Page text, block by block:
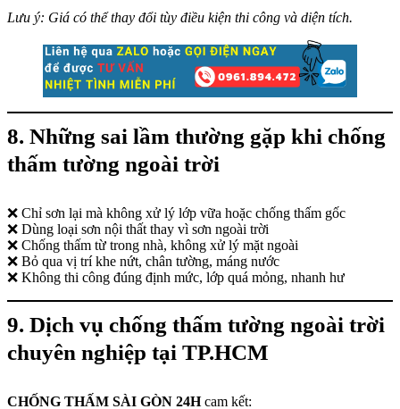
Lưu ý: Giá có thể thay đổi tùy điều kiện thi công và diện tích.
8. Những sai lầm thường gặp khi chống
thấm tường ngoài trời
❌ Chỉ sơn lại mà không xử lý lớp vữa hoặc chống thấm gốc
❌ Dùng loại sơn nội thất thay vì sơn ngoài trời
❌ Chống thấm từ trong nhà, không xử lý mặt ngoài
❌ Bỏ qua vị trí khe nứt, chân tường, máng nước
❌ Không thi công đúng định mức, lớp quá mỏng, nhanh hư
9. Dịch vụ chống thấm tường ngoài trời
chuyên nghiệp tại TP.HCM
CHỐNG THẤM SÀI GÒN 24Hcam kết: